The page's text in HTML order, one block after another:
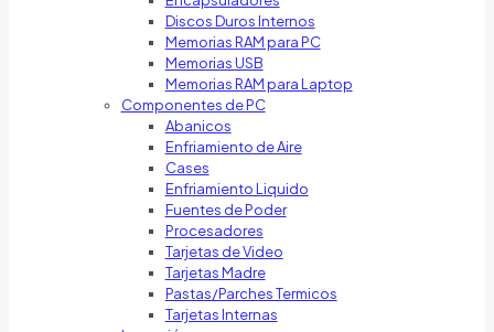
Discos Duros Internos
Memorias RAM para PC
Memorias USB
Memorias RAM para Laptop
Componentes de PC
Abanicos
Enfriamiento de Aire
Cases
Enfriamiento Liquido
Fuentes de Poder
Procesadores
Tarjetas de Video
Tarjetas Madre
Pastas/Parches Termicos
Tarjetas Internas